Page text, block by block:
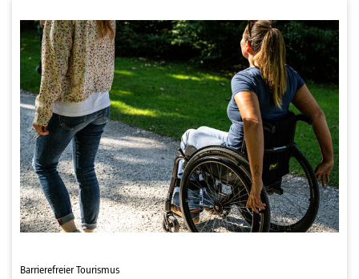
Barrierefreier Tourismus